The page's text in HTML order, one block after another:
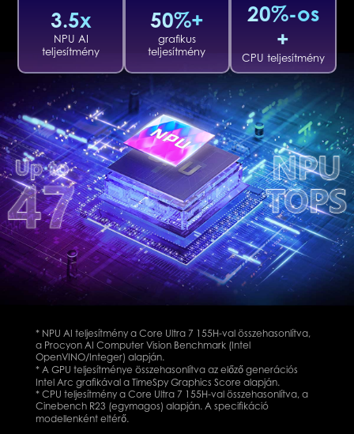
3.5x
NPU AI
teljesítmény
50%+
grafikus
teljesítmény
20%-os
+
CPU teljesítmény
* NPU AI teljesítmény a Core Ultra 7 155H-val összehasonlítva,
a Procyon AI Computer Vision Benchmark (Intel
OpenVINO/Integer) alapján.
* A GPU teljesítménye összehasonlítva az előző generációs
Intel Arc grafikával a TimeSpy Graphics Score alapján.
* CPU teljesítmény a Core Ultra 7 155H-val összehasonlítva, a
Cinebench R23 (egymagos) alapján. A specifikáció
modellenként eltérő.